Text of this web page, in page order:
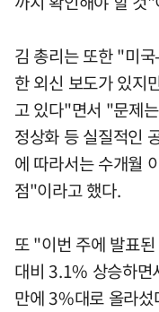
김 총리는 또한 "미
한 외신 보도가 있지
고 있다"면서 "문제
정상화 등 실질적인
에 따라서는 수개월
점"이라고 했다.
또 "이번 주에 발표
대비 3.1% 상승하
만에 3%대로 올라